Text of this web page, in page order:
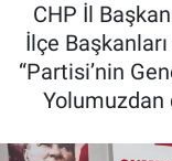
CHP İl
İlçe Başkanları
“Partisi’nin
Yolumuzdan